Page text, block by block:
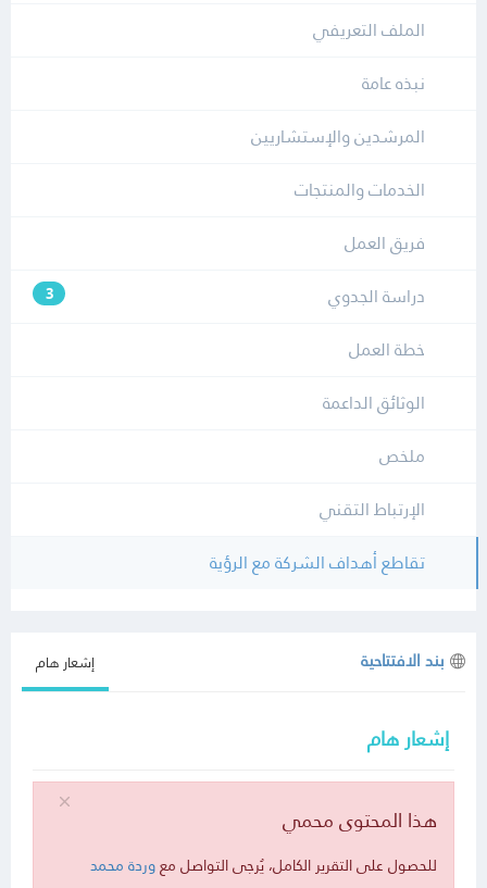
الملف التعريفي
نبذه عامة
المرشدين والإستشاريين
الخدمات والمنتجات
فريق العمل
دراسة الجدوي
3
خطة العمل
الوثائق الداعمة
ملخص
الإرتباط التقني
تقاطع أهداف الشركة مع الرؤية
بند الافتتاحية إشعار هام
إشعار هام
هذا المحتوى محمي
للحصول على التقرير الكامل، يُرجى التواصل معوردة محمد